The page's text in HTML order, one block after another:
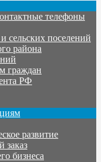
телефоны
сельских поселений
района
граждан
РФ
развитие
заказ
бизнеса